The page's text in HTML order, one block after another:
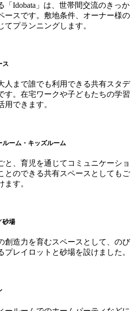
「Idobata」は、世帯間交流のきっか
ースです。敷地条件、オーナー様の
てプランニングします。
ス
人まで誰でも利用できる共有スタデ
す。在宅ワークや子どもたちの学習
用できます。
ルーム・キッズルーム
と、育児を通じてコミュニケーショ
とのできる共有スペースとしてもご
ます。
砂場
創造力を育むスペースとして、のび
プレイロットと砂場を設けました。